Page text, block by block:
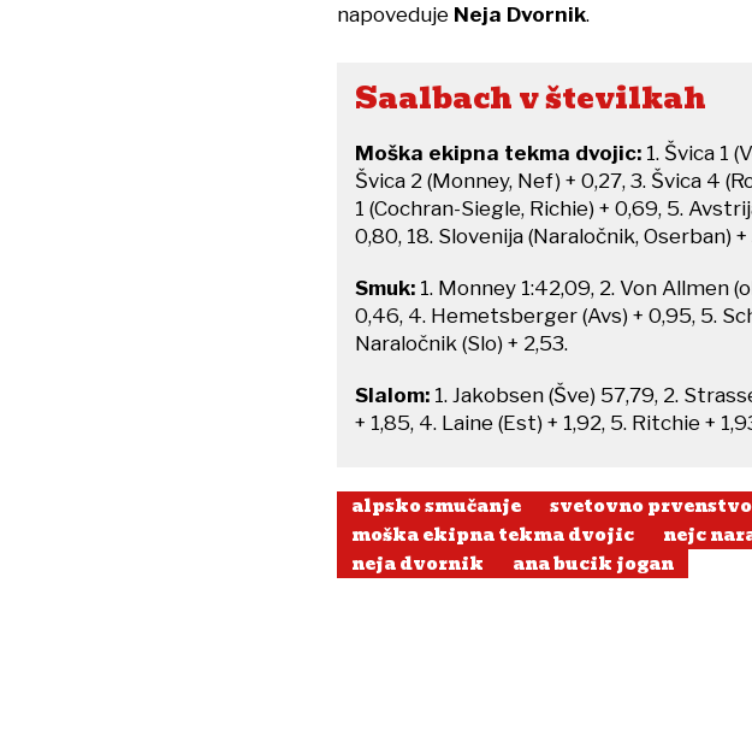
napoveduje Neja Dvornik.
Saalbach v številkah
Moška ekipna tekma dvojic: 1. Švica 1
Švica 2 (Monney, Nef) + 0,27, 3. Švica 4
1 (Cochran-Siegle, Richie) + 0,69, 5.
0,80, 18. Slovenija (Naraločnik, Oserban) +
Smuk: 1. Monney 1:42,09, 2. Von Allmen
0,46, 4. Hemetsberger (Avs) + 0,95, 5.
Naraločnik (Slo) + 2,53.
Slalom: 1. Jakobsen (Šve) 57,79, 2.
+ 1,85, 4. Laine (Est) + 1,92, 5. Ritchie +
alpsko smučanje svetovno prvenstvo
moška ekipna tekma dvojic
nejc
neja dvornik
ana bucik jogan